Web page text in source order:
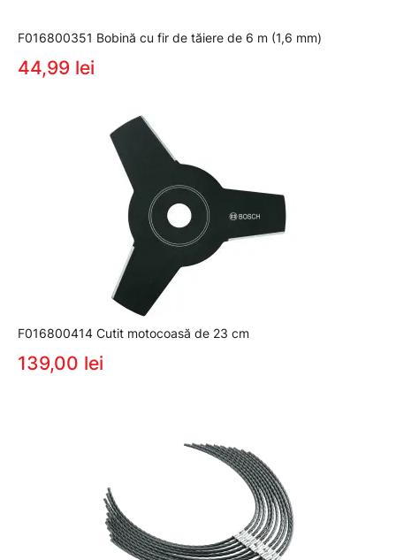
F016800351 Bobină cu fir de tăiere de 6 m (1,6 mm)
44,99 lei
F016800414 Cutit motocoasă de 23 cm
139,00 lei